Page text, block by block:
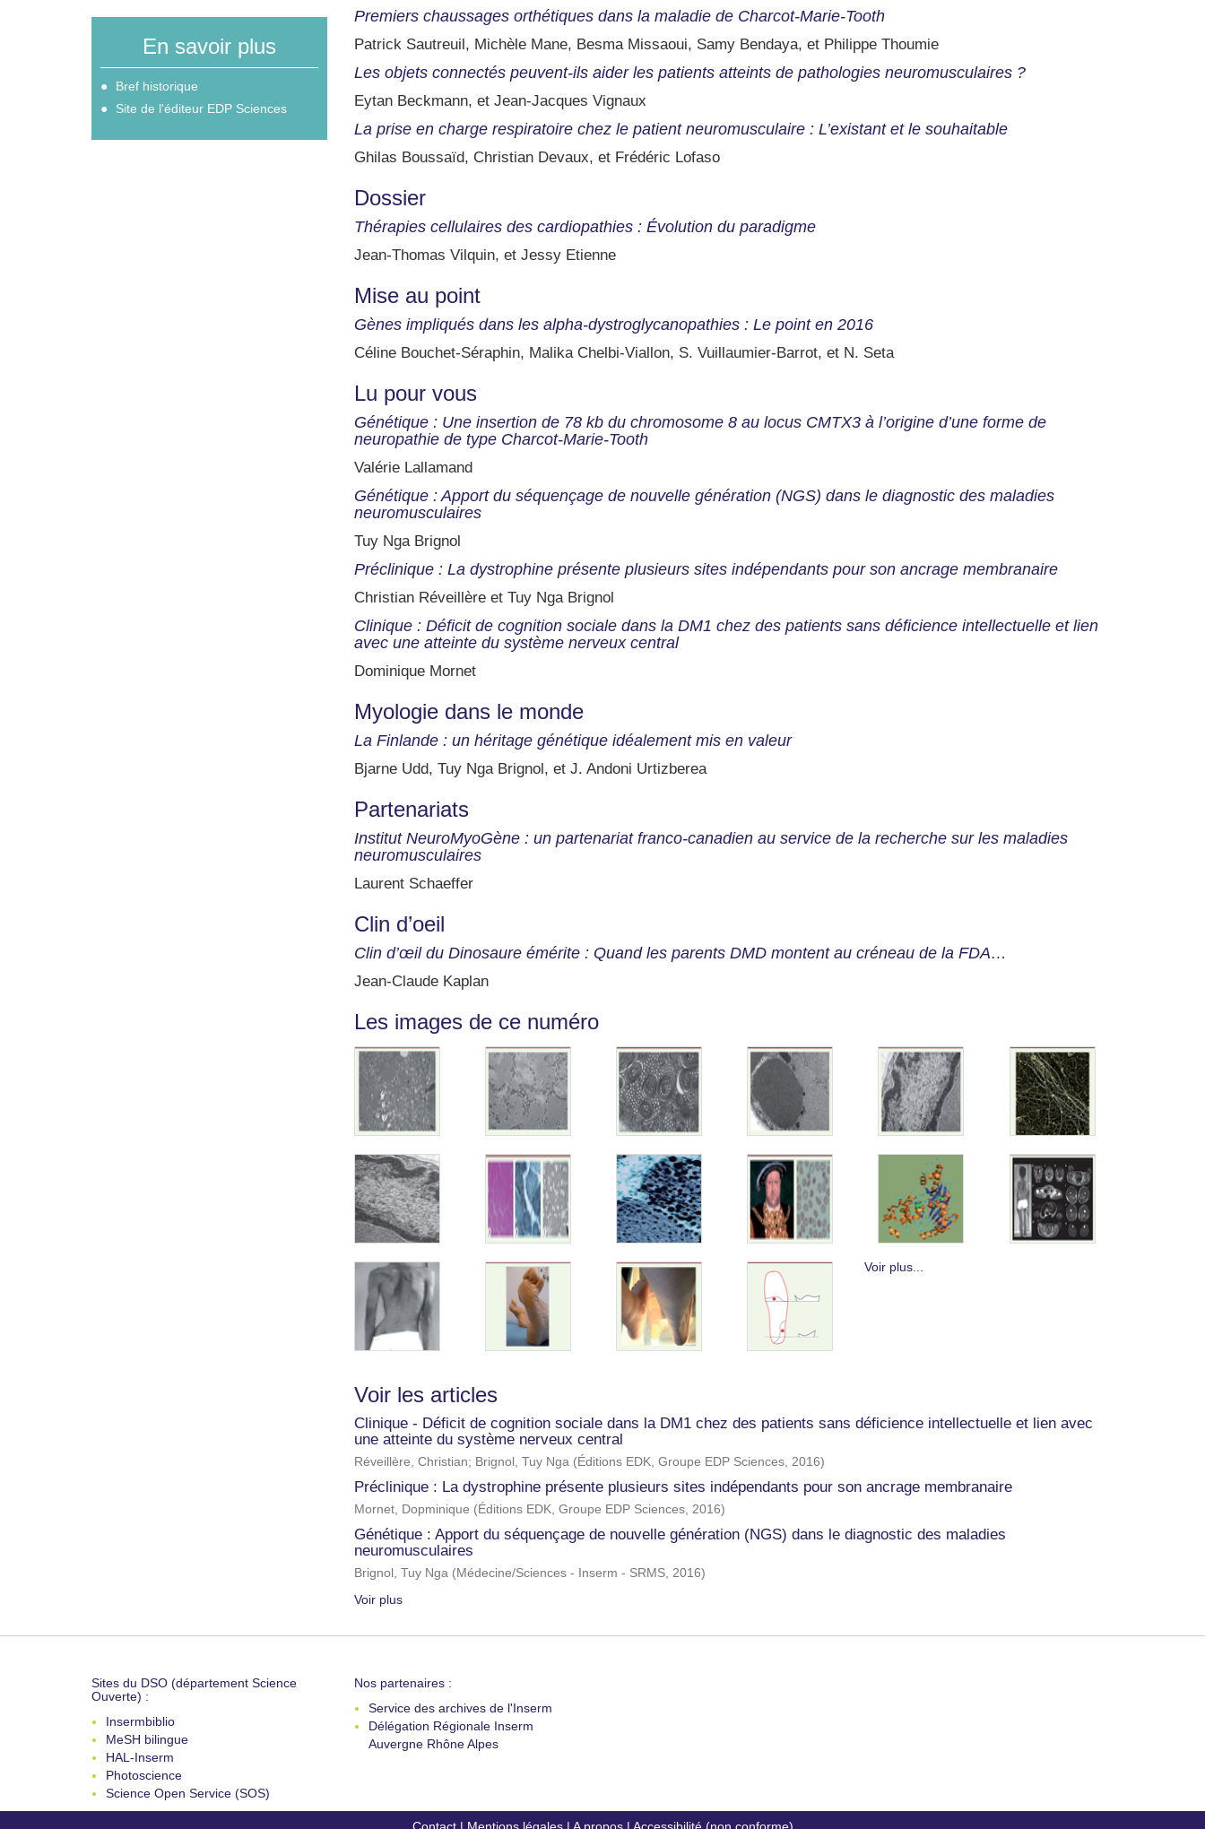
En savoir plus
Bref historique
Site de l'éditeur EDP Sciences
Premiers chaussages orthétiques dans la maladie de Charcot-Marie-Tooth
Patrick Sautreuil, Michèle Mane, Besma Missaoui, Samy Bendaya, et Philippe Thoumie
Les objets connectés peuvent-ils aider les patients atteints de pathologies neuromusculaires ?
Eytan Beckmann, et Jean-Jacques Vignaux
La prise en charge respiratoire chez le patient neuromusculaire : L’existant et le souhaitable
Ghilas Boussaïd, Christian Devaux, et Frédéric Lofaso
Dossier
Thérapies cellulaires des cardiopathies : Évolution du paradigme
Jean-Thomas Vilquin, et Jessy Etienne
Mise au point
Gènes impliqués dans les alpha-dystroglycanopathies : Le point en 2016
Céline Bouchet-Séraphin, Malika Chelbi-Viallon, S. Vuillaumier-Barrot, et N. Seta
Lu pour vous
Génétique : Une insertion de 78 kb du chromosome 8 au locus CMTX3 à l’origine d’une forme de
neuropathie de type Charcot-Marie-Tooth
Valérie Lallamand
Génétique : Apport du séquençage de nouvelle génération (NGS) dans le diagnostic des maladies
neuromusculaires
Tuy Nga Brignol
Préclinique : La dystrophine présente plusieurs sites indépendants pour son ancrage membranaire
Christian Réveillère et Tuy Nga Brignol
Clinique : Déficit de cognition sociale dans la DM1 chez des patients sans déficience intellectuelle et lien
avec une atteinte du système nerveux central
Dominique Mornet
Myologie dans le monde
La Finlande : un héritage génétique idéalement mis en valeur
Bjarne Udd, Tuy Nga Brignol, et J. Andoni Urtizberea
Partenariats
Institut NeuroMyoGène : un partenariat franco-canadien au service de la recherche sur les maladies
neuromusculaires
Laurent Schaeffer
Clin d’oeil
Clin d’œil du Dinosaure émérite : Quand les parents DMD montent au créneau de la FDA…
Jean-Claude Kaplan
Les images de ce numéro
Voir plus...
Voir les articles
Clinique - Déficit de cognition sociale dans la DM1 chez des patients sans déficience intellectuelle et lien avec
une atteinte du système nerveux central
Réveillère, Christian; Brignol, Tuy Nga (Éditions EDK, Groupe EDP Sciences, 2016)
Préclinique : La dystrophine présente plusieurs sites indépendants pour son ancrage membranaire
Mornet, Dopminique (Éditions EDK, Groupe EDP Sciences, 2016)
Génétique : Apport du séquençage de nouvelle génération (NGS) dans le diagnostic des maladies
neuromusculaires
Brignol, Tuy Nga (Médecine/Sciences - Inserm - SRMS, 2016)
Voir plus
Sites du DSO (département Science
Ouverte) :
Insermbiblio
MeSH bilingue
HAL-Inserm
Photoscience
Science Open Service (SOS)
Nos partenaires :
Service des archives de l'Inserm
Délégation Régionale Inserm
Auvergne Rhône Alpes